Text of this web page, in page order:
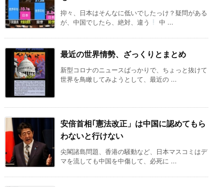
抑々、日本はそんなに低いでしたっけ？疑問がある
が、中国でしたら、絶対、違う
中 ...
最近の世界情勢、ざっくりとまとめ
新型コロナのニュースばっかりで、ちょっと抜けて
世界を鳥瞰してみようとして、最近の ...
安倍首相｢憲法改正」は中国に認めてもら
わないと行けない
尖閣諸島問題、香港の騒動など、日本マスコミはデ
マを流しても中国を中傷して、必死に ...